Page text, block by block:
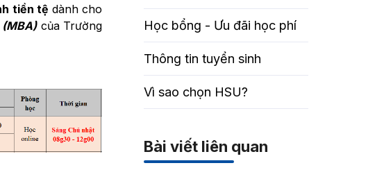
tiền tệ dành cho
(MBA)của Trường
Học bổng - Ưu đãi học phí
Thông tin tuyển sinh
Vì sao chọn HSU?
Bài viết liên quan